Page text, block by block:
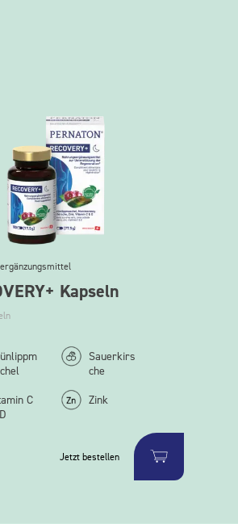
Kapseln
Sauerkirs
che
C
Zink
Jetzt bestellen